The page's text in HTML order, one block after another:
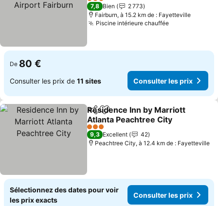
3 Étoiles
7,8 Bien
2 773
Fairburn, à 15.2 km de : Fayetteville
Piscine intérieure chaufféeConsulter
De 80 €
Consulter les prix de 11 sites Consulter les prix
PartagerAjouter à mes favoris
Residence Inn by Marriott
Atlanta Peachtree City
Consulter les prix
3 Étoiles
9,3 Excellent
42
Peachtree City, à 12.4 km de : Fayetteville
Sélectionnez des dates pour voir
les prix exacts
Consulter les prix